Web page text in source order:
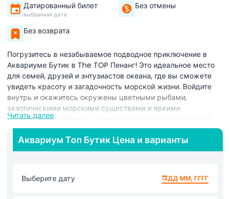
Датированный билет
выбранная дата
Без отмены
Без возврата
Погрузитесь в незабываемое подводное приключение в
Аквариуме Бутик в The TOP Пенанг! Это идеальное место
для семей, друзей и энтузиастов океана, где вы сможете
увидеть красоту и загадочность морской жизни. Войдите
внутрь и окажитесь окружены цветными рыбами,
экзотическими морскими существами и яркими
коралловыми рифами — словно исследуете морское дно,
не намокнув! Познакомьтесь с удивительными морскими
животными, от игривых стай рыб до редких видов,
обитающих в глубинах океана. Сделайте потрясающие
оживляющим подводный мир. Помимо развлечений и
впечатлений, Аквариум Бутик также способствует
Читать далее
Аквариум Топ Бутик Цена и варианты
Выберите дату ДД ММ, ГГГГ